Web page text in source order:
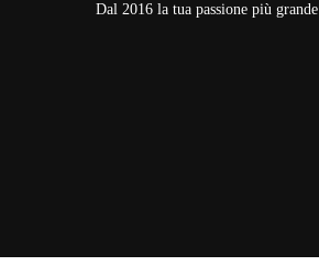
Dal 2016 la tua passione più grande